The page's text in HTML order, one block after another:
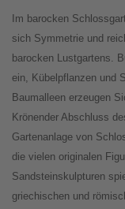
Im barocken
sich Symmetrie und
barocken Lustgartens.
ein, Kübelpflanzen und
Baumalleen erzeugen
Krönender Abschluss
Gartenanlage von
die vielen originalen
Sandsteinskulpturen
griechischen und